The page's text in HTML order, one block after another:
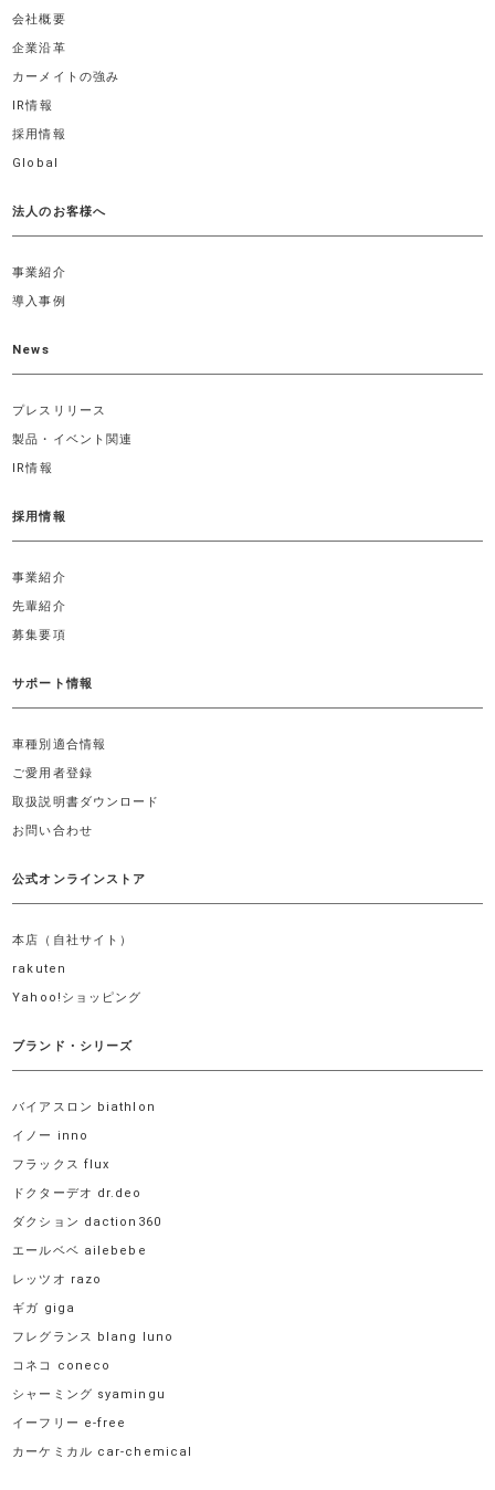
会社概要
企業沿革
カーメイトの強み
IR情報
採用情報
Global
法人のお客様へ
事業紹介
導入事例
News
プレスリリース
製品・イベント関連
IR情報
採用情報
事業紹介
先輩紹介
募集要項
サポート情報
車種別適合情報
ご愛用者登録
取扱説明書ダウンロード
お問い合わせ
公式オンラインストア
本店（自社サイト）
rakuten
Yahoo!ショッピング
ブランド・シリーズ
バイアスロン biathlon
イノー inno
フラックス flux
ドクターデオ dr.deo
ダクション daction360
エールベベ ailebebe
レッツオ razo
ギガ giga
フレグランス blang luno
コネコ coneco
シャーミング syamingu
イーフリー e-free
カーケミカル car-chemical